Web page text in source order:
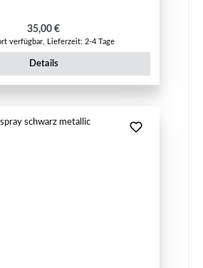
Regulärer Preis:
35,00 €
verfügbar, Lieferzeit: 2-4 Tage
Details